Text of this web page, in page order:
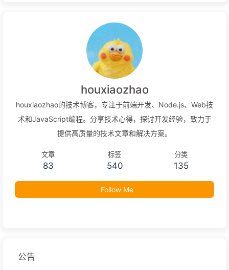
houxiaozhao
houxiaozhao的技术博客，专注于前端开发、Node.js、Web技
术和JavaScript编程。分享技术心得，探讨开发经验，致力于
提供高质量的技术文章和解决方案。
文章
83
标签
540
分类
135
Follow Me
公告